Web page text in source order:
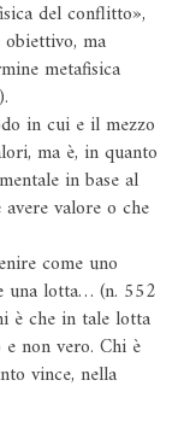
del conflitto»,
ma
metafisica
in cui e il mezzo
ma è, in quanto
in base al
valore o che
come uno
una lotta… (n. 552
è che in tale lotta
non vero. Chi è
vince, nella